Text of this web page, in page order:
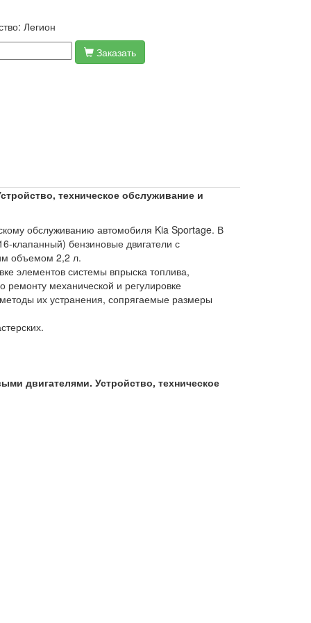
Легион
Заказать
техническое обслуживание и
обслуживанию автомобиля Kia Sportage. В
клапанный) бензиновые двигатели с
объемом 2,2 л.
элементов системы впрыска топлива,
механической и регулировке
их устранения, сопрягаемые размеры
двигателями. Устройство, техническое